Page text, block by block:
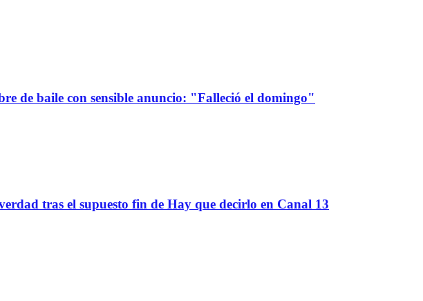
de baile con sensible anuncio: "Falleció el domingo"
tras el supuesto fin de Hay que decirlo en Canal 13